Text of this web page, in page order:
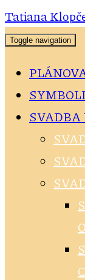
Tatiana
Toggle navigation